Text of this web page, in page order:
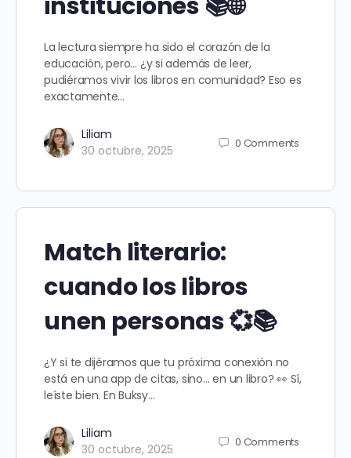
La lectura siempre ha sido el corazón de la
educación, pero… ¿y si además de leer,
pudiéramos vivir los libros en comunidad? Eso es
exactamente…
Liliam
30 octubre, 2025
0 Comments
Match literario:
cuando los libros
unen personas 💞📚
¿Y si te dijéramos que tu próxima conexión no
está en una app de citas, sino… en un libro? 👀 Sí,
leíste bien. En Buksy…
Liliam
30 octubre, 2025
0 Comments